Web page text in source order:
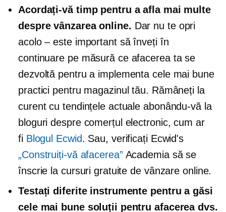
Acordați-vă timp pentru a afla mai multe
despre vânzarea online. Dar nu te opri
acolo – esteimportant să înveți în
continuare pe măsură ce afacerea ta se
dezvoltă pentru a implementa cele mai bune
practici pentru magazinul tău. Rămâneți la
curent cu tendințele actuale abonându-vă la
bloguri despre comerțul electronic, cum ar
fi Blogul Ecwid. Sau, verificați Ecwid's
„Construiți-vă afacerea” Academia să se
înscrie la cursuri gratuite de vânzare online.
Testați diferite instrumente pentru a găsi
cele mai bune soluții pentru afacerea dvs.